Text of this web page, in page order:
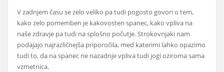
V zadnjem času se zelo veliko pa tudi pogosto govori o tem,
kako zelo pomemben je kakovosten spanec, kako vpliva na
naše zdravje pa tudi na splošno počutje. Strokovnjaki nam
podajajo najrazličnejša priporočila, med katerimi lahko opazimo
tudi to, da na spanec ne nazadnje vpliva tudi jogi oziroma sama
vzmetnica.